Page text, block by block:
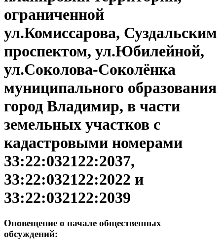
ограниченной
ул.Комиссарова, Суздальским
проспектом, ул.Юбилейной,
ул.Соколова-Соколёнка
муниципального образования
город Владимир, в части
земельных участков с
кадастровыми номерами
33:22:032122:2037,
33:22:032122:2022 и
33:22:032122:2039
Оповещение о начале общественных
обсуждений: